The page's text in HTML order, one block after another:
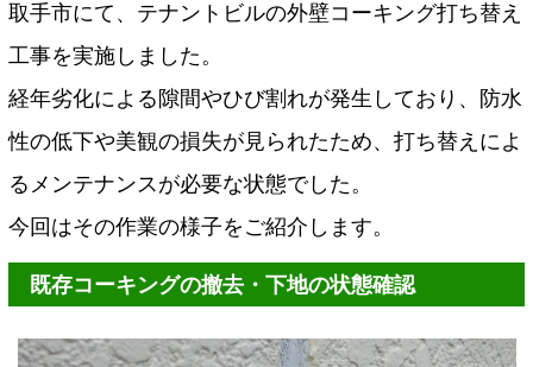
取手市にて、テナントビルの外壁コーキング打ち替え
工事を実施しました。
経年劣化による隙間やひび割れが発生しており、防水
性の低下や美観の損失が見られたため、打ち替えによ
るメンテナンスが必要な状態でした。
今回はその作業の様子をご紹介します。
既存コーキングの撤去・下地の状態確認